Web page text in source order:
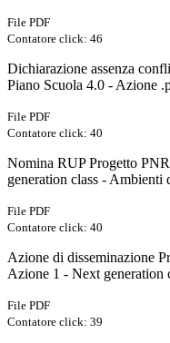
File PDF
Contatore click: 46
Dichiarazione assenza
Piano Scuola 4.0 - Azione
File PDF
Contatore click: 40
Nomina RUP Progetto
generation class - Ambienti
File PDF
Contatore click: 40
Azione di disseminazione
Azione 1 - Next generation
File PDF
Contatore click: 39